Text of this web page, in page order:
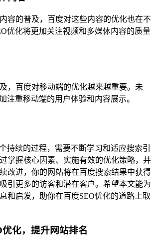
容的普及，百度对这些内容的优化也在不
优化将更加关注视频和多媒体内容的质量
，百度对移动端的优化越来越重要。未
注重移动端的用户体验和内容展示。
持续的过程，需要不断学习和适应搜索引
掌握核心因素、实施有效的优化策略，并
改进，你的网站将在百度搜索结果中获得
引更多的访客和潜在客户。希望本文能为
和启发，助你在百度SEO优化的道路上取
化，提升网站排名